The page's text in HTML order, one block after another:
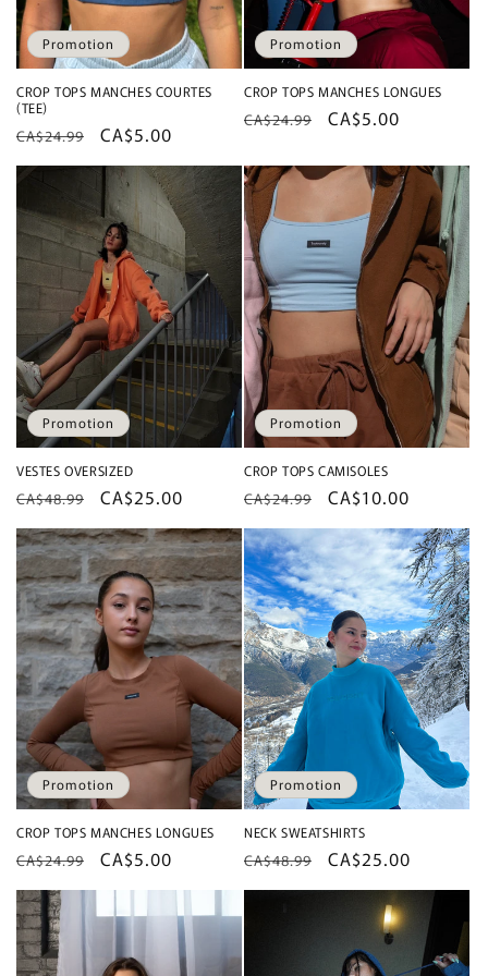
Promotion
CROP TOPS MANCHES COURTES
(TEE)
Prix
habituel
CA$24.99
Prix
promotionnel
CA$5.00
Promotion
CROP TOPS MANCHES LONGUES
Prix
CA$24.99
Prix
CA$5.00
Promotion
VESTES OVERSIZED
Prix
habituel
CA$48.99
Prix
promotionnel
CA$25.00
Promotion
CROP TOPS CAMISOLES
Prix
habituel
CA$24.99
Prix
promotionnel
CA$10.00
Promotion
CROP TOPS MANCHES LONGUES
Prix
habituel
CA$24.99
Prix
promotionnel
CA$5.00
Promotion
NECK SWEATSHIRTS
Prix
habituel
CA$48.99
Prix
promotionnel
CA$25.00